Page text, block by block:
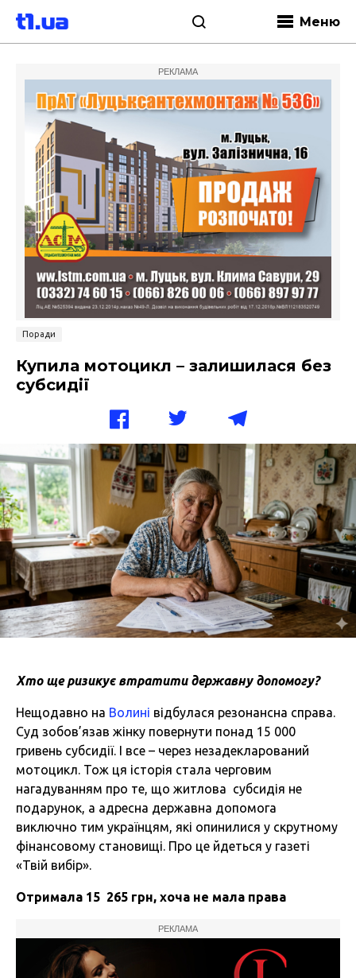
Меню
РЕКЛАМА
Поради
Купила мотоцикл – залишилася без
субсидії
Хто ще ризикує втратити державну допомогу?
Нещодавно на Волині відбулася резонансна справа.
Суд зобов’язав жінку повернути понад 15 000
гривень субсидії. І все – через незадекларований
мотоцикл. Тож ця історія стала черговим
нагадуванням про те, що житлова субсидія не
подарунок, а адресна державна допомога
виключно тим українцям, які опинилися у скрутному
фінансовому становищі. Про це йдеться у газеті
«Твій вибір».
Отримала 15 265 грн, хоча не мала права
РЕКЛАМА